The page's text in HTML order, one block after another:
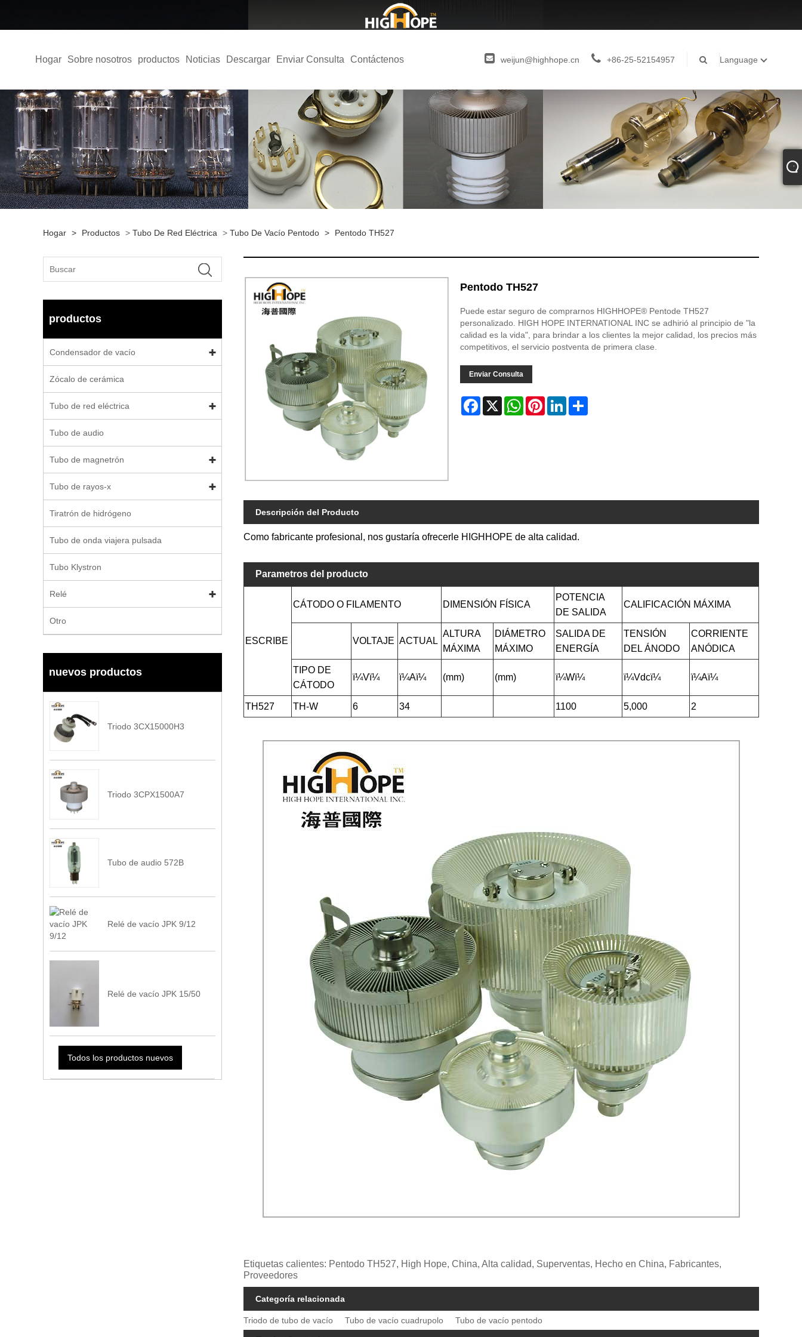
Hogar Sobre nosotros productos Noticias Descargar Enviar Consulta Contáctenos weijun@highhope.cn +86-25-52154957 Language
Hogar > Productos > Tubo De Red Eléctrica > Tubo De Vacío Pentodo > Pentodo TH527
productos
Condensador de vacío
Zócalo de cerámica
Tubo de red eléctrica
Tubo de audio
Tubo de magnetrón
Tubo de rayos-x
Tiratrón de hidrógeno
Tubo de onda viajera pulsada
Tubo Klystron
Relé
Otro
nuevos productos
Triodo 3CX15000H3
Triodo 3CPX1500A7
Tubo de audio 572B
Relé de vacío JPK 9/12
Relé de vacío JPK 15/50
Todos los productos nuevos
Pentodo TH527
Puede estar seguro de comprarnos HIGHHOPE® Pentode TH527
personalizado. HIGH HOPE INTERNATIONAL INC se adhirió al principio de "la
calidad es la vida", para brindar a los clientes la mejor calidad, los precios más
competitivos, el servicio postventa de primera clase.
Enviar Consulta
Facebook
X WhatsAppPinterestLinkedInShare
Descripción del Producto
Como fabricante profesional, nos gustaría ofrecerle HIGHHOPE de alta calidad.
Parametros del producto
ESCRIBE
CÁTODO O FILAMENTO DIMENSIÓN FÍSICA
POTENCIA
DE SALIDA
CALIFICACIÓN MÁXIMA
VOLTAJE ACTUAL
ALTURA
MÁXIMA
DIÁMETRO
MÁXIMO
SALIDA DE
ENERGÍA
TENSIÓN
DEL ÁNODO
CORRIENTE
ANÓDICA
TIPO DE
CÁTODO
ï¼Vï¼ ï¼Aï¼ (mm) (mm) ï¼Wï¼ ï¼Vdcï¼ ï¼Aï¼
TH527 TH-W 6 34 1100 5,000 2
Etiquetas calientes: Pentodo TH527, High Hope, China, Alta calidad, Superventas, Hecho en China, Fabricantes,
Proveedores
Categoría relacionada
Triodo de tubo de vacío Tubo de vacío cuadrupolo Tubo de vacío pentodo